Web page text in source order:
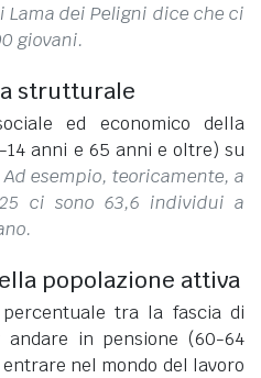
dei Peligni dice che ci
giovani.
strutturale
ed economico della
anni e 65 anni e oltre) su
Ad esempio, teoricamente, a
ci sono 63,6 individui a
popolazione attiva
tra la fascia di
in pensione (60-64
nel mondo del lavoro